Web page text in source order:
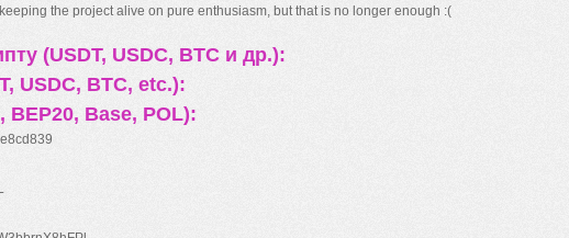
the project alive on pure enthusiasm, but that is no longer enough :(
(USDT, USDC, BTC и др.):
USDC, BTC, etc.):
BEP20, Base, POL):